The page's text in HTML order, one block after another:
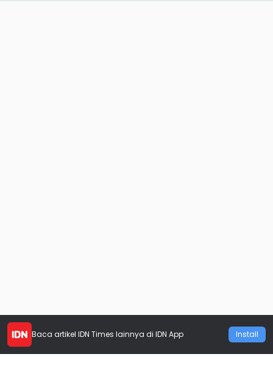
Baca artikel IDN Times lainnya di IDN App Install